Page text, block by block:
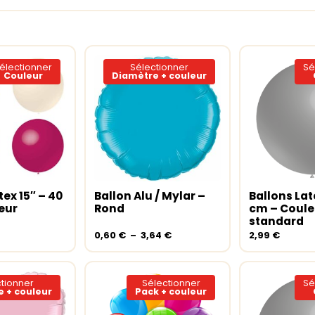
Couleur
options
Ce
produit
plusieurs
options
peuvent
être
choisies
sur
15″ – 40
Sélectionner
Diamètre + couleur
Choix des options
Ce
variations.
options
peuvent
être
choisies
sur
Ballon Alu / Mylar –
Rond
0,60 € – 3,64 €Plage
prix :
0,60 €
à
3,64 €
Choix
Ballons
cm –
standard
2,99 €
+ couleur
Sélectionner
Pack + couleur